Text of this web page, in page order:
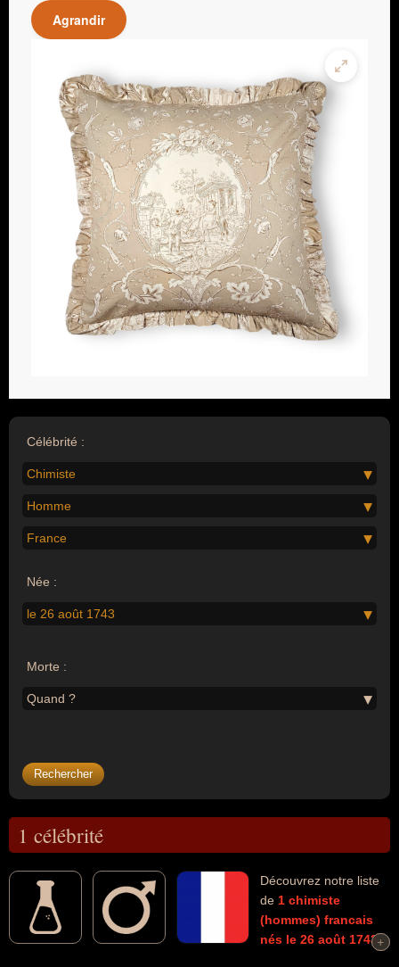
Agrandir
Célébrité :
Chimiste
Homme
France
Née :
le 26 août 1743
Morte :
Quand ?
1 célébrité
Découvrez notre liste
de 1 chimiste
(hommes) francais
nés le 26 août 1743+
+